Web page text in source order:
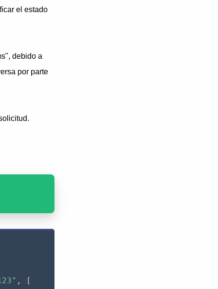
el estado
debido a
por parte
,
[